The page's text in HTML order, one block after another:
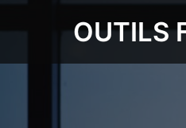
OUTILS